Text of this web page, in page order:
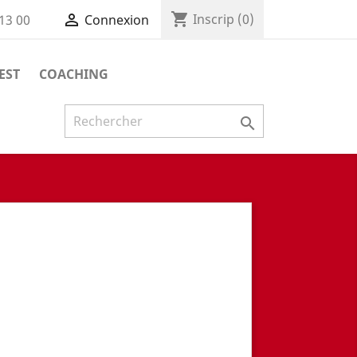
00  Connexion shopping_cart Inscrip (0)
COACHING
